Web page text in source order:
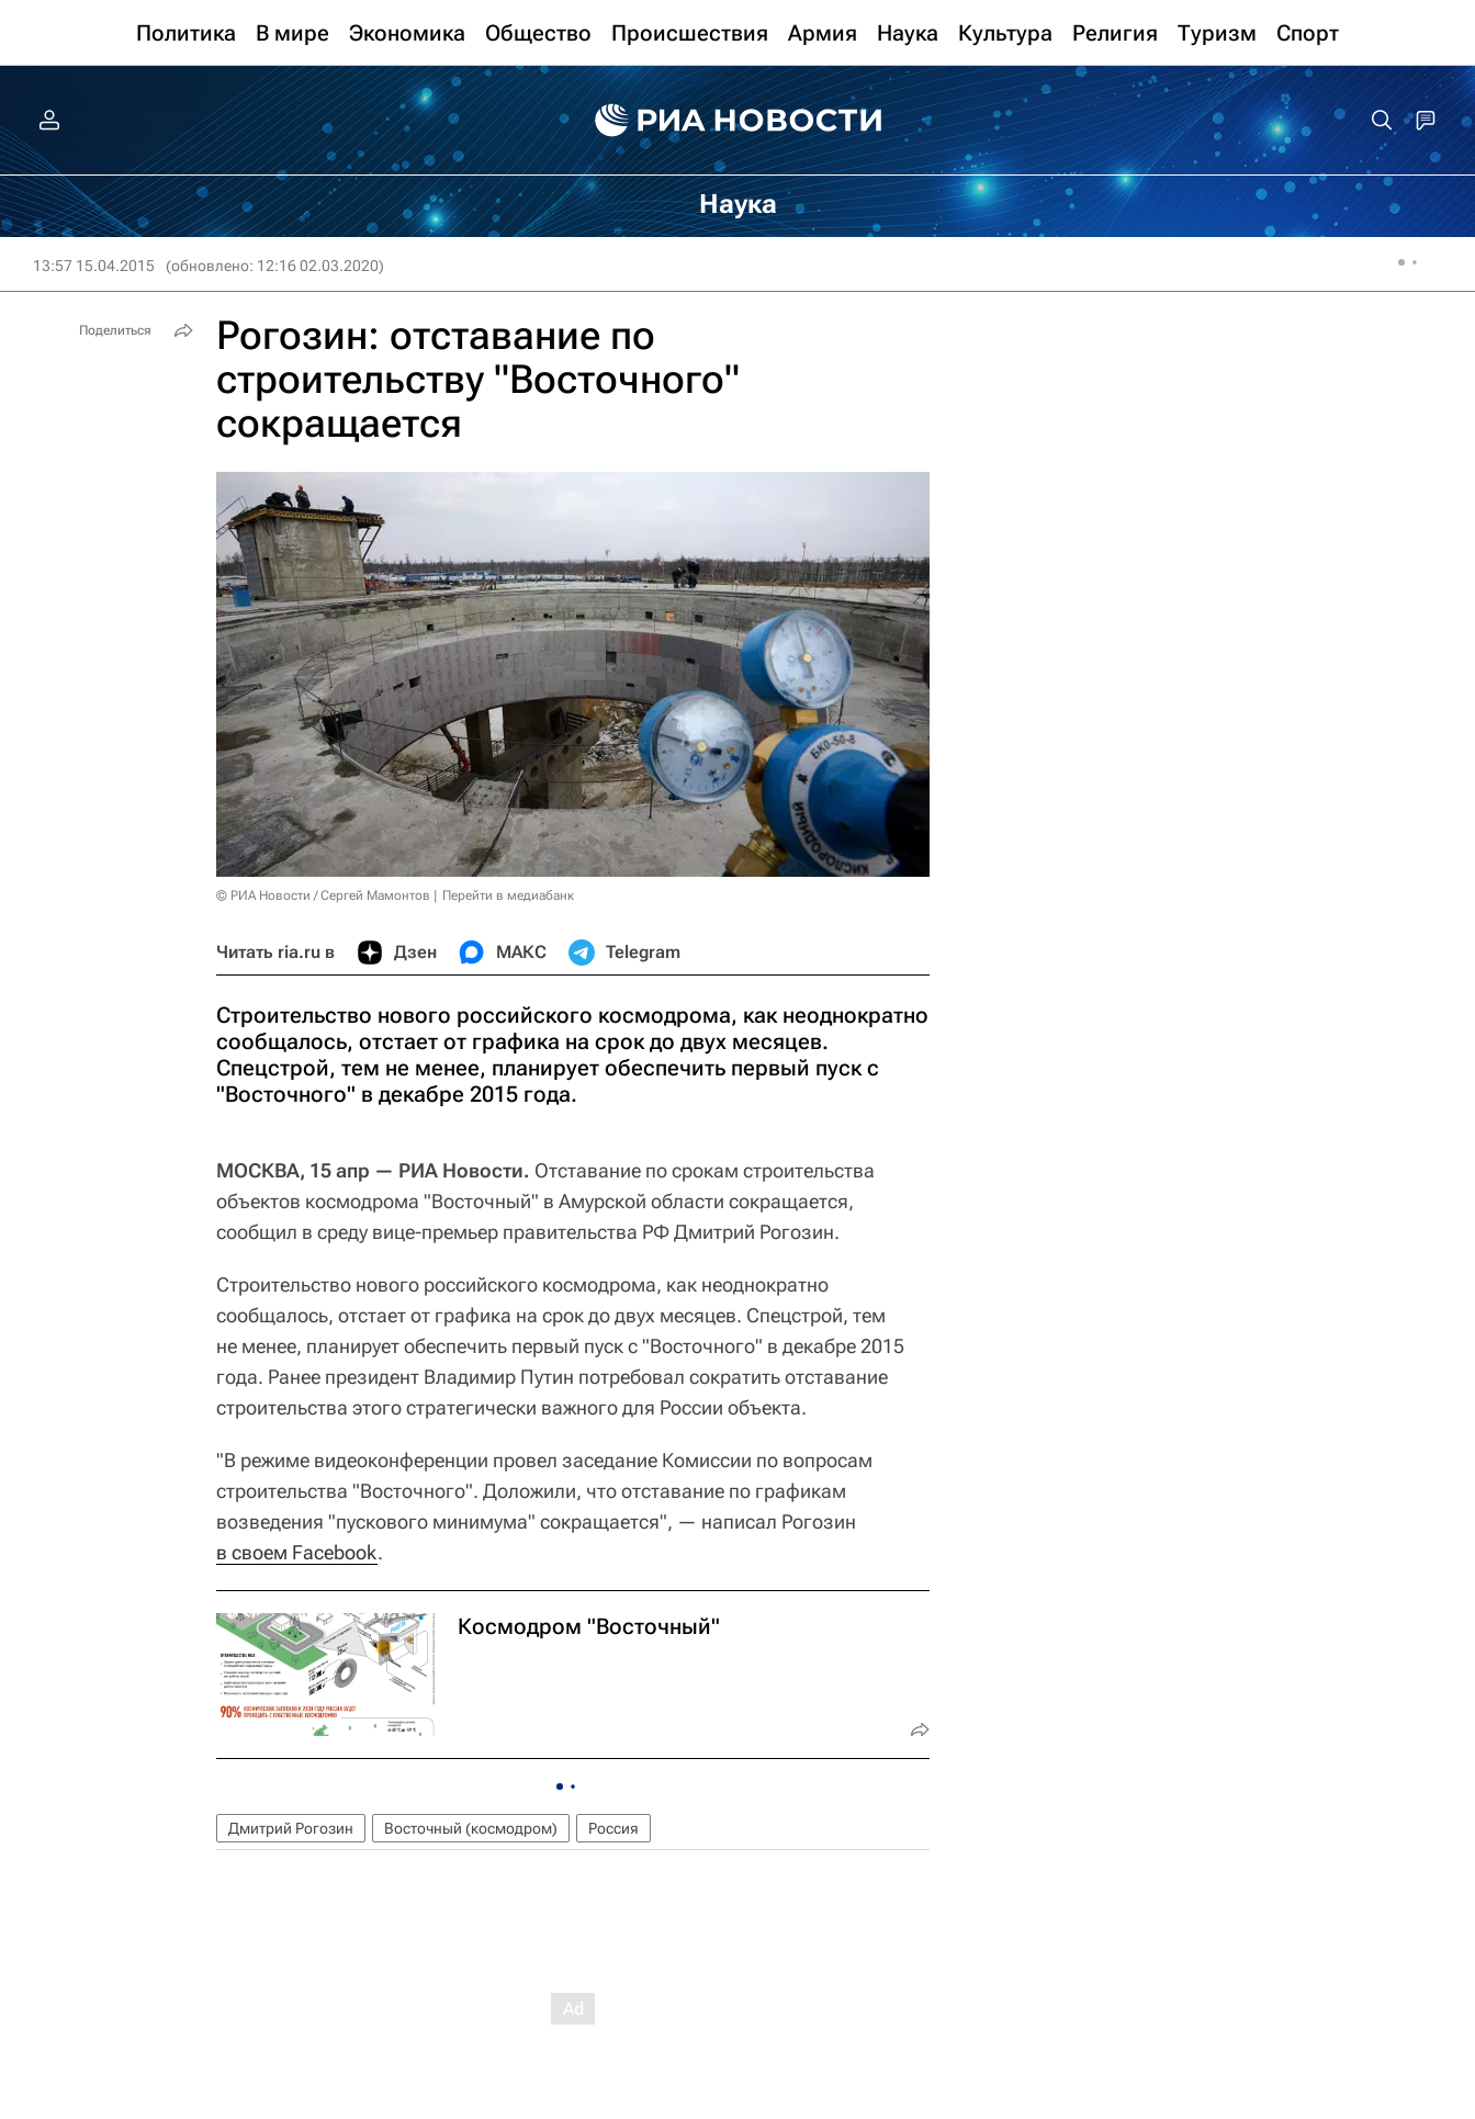
Политика В мире Экономика Общество Происшествия Армия Наука Культура Религия Туризм Спорт
Наука
13:57 15.04.2015 (обновлено: 12:16 02.03.2020)
Рогозин: отставание по
строительству "Восточного"
сокращается
© РИА Новости / Сергей Мамонтов Перейти в медиабанк
Читать ria.ru в Дзен МАКС Telegram
Строительство нового российского космодрома, как неоднократно
сообщалось, отстает от графика на срок до двух месяцев.
Спецстрой, тем не менее, планирует обеспечить первый пуск с
"Восточного" в декабре 2015 года.
МОСКВА, 15 апр — РИА Новости. Отставание по срокам строительства
объектов космодрома "Восточный" в Амурской области сокращается,
сообщил в среду вице-премьер правительства РФ Дмитрий Рогозин.
Строительство нового российского космодрома, как неоднократно
сообщалось, отстает от графика на срок до двух месяцев. Спецстрой, тем
не менее, планирует обеспечить первый пуск с "Восточного" в декабре 2015
года. Ранее президент Владимир Путин потребовал сократить отставание
строительства этого стратегически важного для России объекта.
"В режиме видеоконференции провел заседание Комиссии по вопросам
строительства "Восточного". Доложили, что отставание по графикам
возведения "пускового минимума" сокращается", — написал Рогозин
в своем Facebook.
Космодром "Восточный"
Дмитрий Рогозин Восточный (космодром) Россия
Поделиться